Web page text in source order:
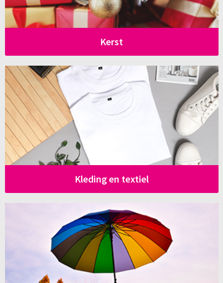
Kerst
Kleding en textiel